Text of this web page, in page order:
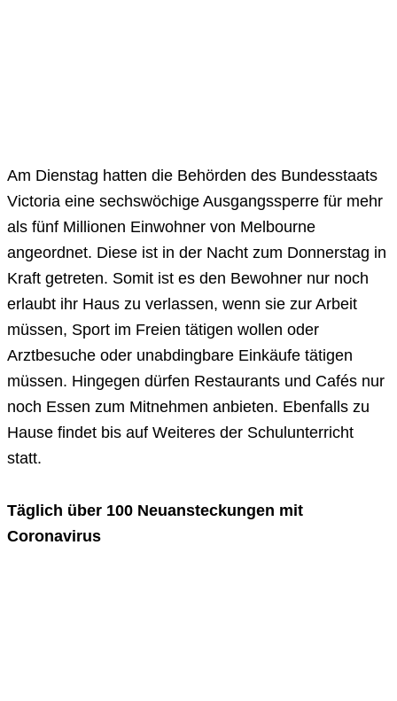
Am Dienstag hatten die Behörden des Bundesstaats
Victoria eine sechswöchige Ausgangssperre für mehr
als fünf Millionen Einwohner von Melbourne
angeordnet. Diese ist in der Nacht zum Donnerstag in
Kraft getreten. Somit ist es den Bewohner nur noch
erlaubt ihr Haus zu verlassen, wenn sie zur Arbeit
müssen, Sport im Freien tätigen wollen oder
Arztbesuche oder unabdingbare Einkäufe tätigen
müssen. Hingegen dürfen Restaurants und Cafés nur
noch Essen zum Mitnehmen anbieten. Ebenfalls zu
Hause findet bis auf Weiteres der Schulunterricht
statt.
Täglich über 100 Neuansteckungen mit
Coronavirus